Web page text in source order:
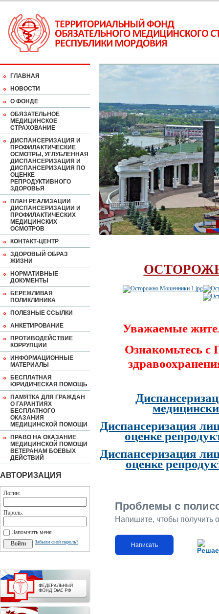
ГЛАВНАЯ
НОВОСТИ
О ФОНДЕ
ОБЯЗАТЕЛЬНОЕ
МЕДИЦИНСКОЕ
СТРАХОВАНИЕ
ДИСПАНСЕРИЗАЦИЯ И
ПРОФИЛАКТИЧЕСКИЕ
ОСМОТРЫ, УГЛУБЛЕННАЯ
ДИСПАНСЕРИЗАЦИЯ И
ДИСПАНСЕРИЗАЦИЯ ПО
ОЦЕНКЕ
РЕПРОДУКТИВНОГО
ЗДОРОВЬЯ
ПЛАН РЕАЛИЗАЦИИ
ДИСПАНСЕРИЗАЦИИ И
ПРОФИЛАКТИЧЕСКИХ
МЕДИЦИНСКИХ
ОСМОТРОВ
КОНТАКТ-ЦЕНТР
ЗДОРОВЫЙ ОБРАЗ
ЖИЗНИ
НОРМАТИВНЫЕ
ДОКУМЕНТЫ
БЕРЕЖЛИВАЯ
ПОЛИКЛИНИКА
ПОЛЕЗНЫЕ ССЫЛКИ
АНКЕТИРОВАНИЕ
ПРОТИВОДЕЙСТВИЕ
КОРРУПЦИИ
ИНФОРМАЦИОННЫЕ
МАТЕРИАЛЫ
БЕСПЛАТНАЯ
ЮРИДИЧЕСКАЯ ПОМОЩЬ
ПАМЯТКА ДЛЯ ГРАЖДАН
О ГАРАНТИЯХ
БЕСПЛАТНОГО
ОКАЗАНИЯ
МЕДИЦИНСКОЙ ПОМОЩИ
ПРАВО НА ОКАЗАНИЕ
МЕДИЦИНСКОЙ ПОМОЩИ
ВЕТЕРАНАМ БОЕВЫХ
ДЕЙСТВИЙ
АВТОРИЗАЦИЯ
Логин:
Пароль:
Запомнить меня
Забыли свой пароль?
Уважаемые
Ознакомьтесь
Диспансеризация
оценке
Диспансеризация
оценке
Проблемы с
Напишите, чтобы получить
Написать